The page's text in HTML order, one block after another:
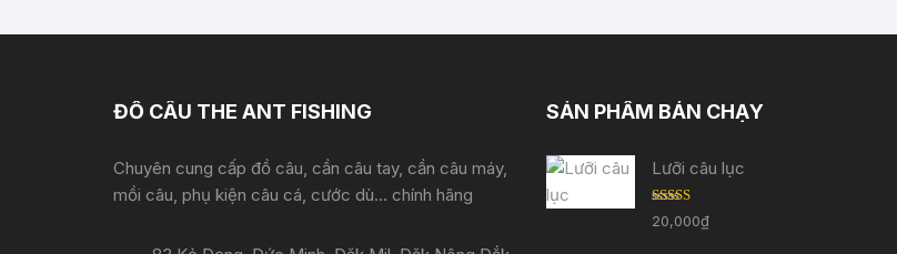
ĐỒ CÂU THE ANT FISHING
Chuyên cung cấp đồ câu, cần câu tay, cần câu máy,
mồi câu, phụ kiện câu cá, cước dù... chính hãng
SẢN PHẨM BÁN CHẠY
Lưỡi câu lục
Được
xếp
20,000₫